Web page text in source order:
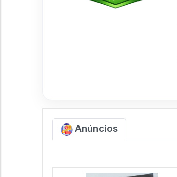
Anúncios